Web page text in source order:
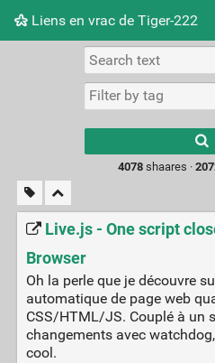
Liens en vrac de Tiger-222
Picture wall
4078 shaares ·
Live.js - One script
Browser
Oh la perle que je découvre
automatique de page web
CSS/HTML/JS. Couplé à un
changements avec
cool.